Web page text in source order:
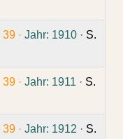
39 · Jahr: 1910 · S.
39 · Jahr: 1911 · S.
39 · Jahr: 1912 · S.